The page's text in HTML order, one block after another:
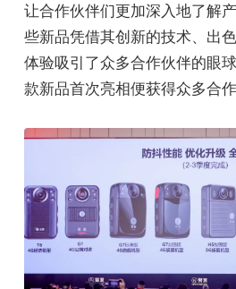
让合作伙伴们更加深入地了解
些新品凭借其创新的技术、出
体验吸引了众多合作伙伴的眼
款新品首次亮相便获得众多合